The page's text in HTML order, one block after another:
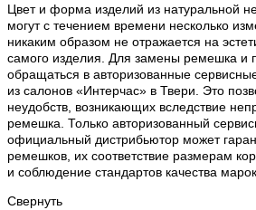
Цвет и форма изделий из натуральной
могут с течением времени несколько
никаким образом не отражается на
самого изделия. Для замены ремешка и
обращаться в авторизованные
из салонов «Интерчас» в Твери. Это
неудобств, возникающих вследствие
ремешка. Только авторизованный
официальный дистрибьютор может
ремешков, их соответствие размерам
и соблюдение стандартов качества марок.
Свернуть